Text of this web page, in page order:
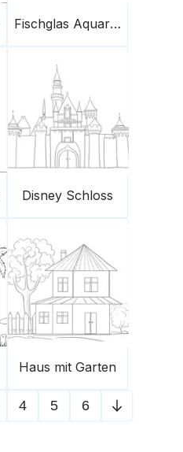
Fischglas Aquarium
Disney Schloss
Haus mit Garten
4 5 6